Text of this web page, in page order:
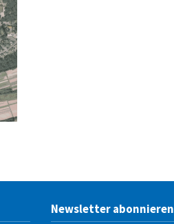
Newsletter abonnieren